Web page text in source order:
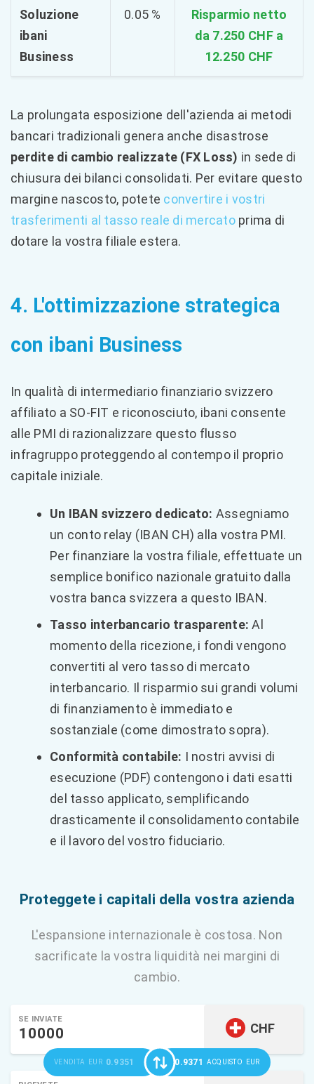
Soluzione
ibani
Business
0.05 %
Risparmio netto
da 7.250 CHF a
12.250 CHF
La prolungata esposizione dell'azienda ai metodi
bancari tradizionali genera anche disastrose
perdite di cambio realizzate (FX Loss) in sede di
chiusura dei bilanci consolidati. Per evitare questo
margine nascosto, potete convertire i vostri
trasferimenti al tasso reale di mercatoprima di
dotare la vostra filiale estera.
4. L'ottimizzazione strategica
con ibani Business
In qualità di intermediario finanziario svizzero
affiliato a SO-FIT e riconosciuto, ibani consente
alle PMI di razionalizzare questo flusso
infragruppo proteggendo al contempo il proprio
capitale iniziale.
Un IBAN svizzero dedicato: Assegniamo
un conto relay (IBAN CH) alla vostra PMI.
Per finanziare la vostra filiale, effettuate un
semplice bonifico nazionale gratuito dalla
vostra banca svizzera a questo IBAN.
Tasso interbancario trasparente: Al
momento della ricezione, i fondi vengono
convertiti al vero tasso di mercato
interbancario. Il risparmio sui grandi volumi
di finanziamento è immediato e
sostanziale (come dimostrato sopra).
Conformità contabile: I nostri avvisi di
esecuzione (PDF) contengono i dati esatti
del tasso applicato, semplificando
drasticamente il consolidamento contabile
e il lavoro del vostro fiduciario.
Proteggete i capitali della vostra azienda
L'espansione internazionale è costosa. Non
sacrificate la vostra liquidità nei margini di
cambio.
SE INVIATE
CHF
VENDITA EUR 0.9351 0.9371 ACQUISTO EUR